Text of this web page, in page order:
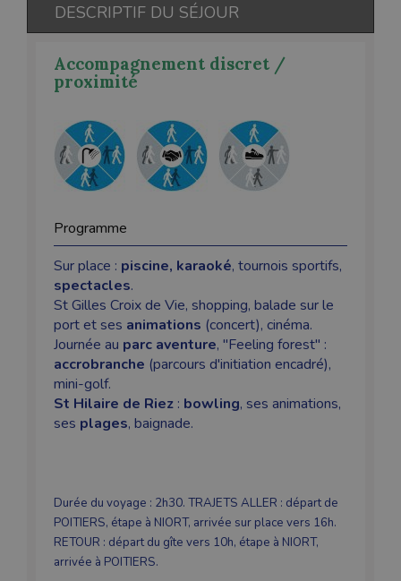
DESCRIPTIF DU SÉJOUR
Accompagnement discret /
proximité
Programme
Sur place : piscine, karaoké, tournois sportifs,
spectacles.
St Gilles Croix de Vie, shopping, balade sur le
port et ses animations (concert), cinéma.
Journée au parc aventure, "Feeling forest" :
accrobranche (parcours d'initiation encadré),
mini-golf.
St Hilaire de Riez : bowling, ses animations,
ses plages, baignade.
Durée du voyage : 2h30. TRAJETS ALLER : départ de
POITIERS, étape à NIORT, arrivée sur place vers 16h.
RETOUR : départ du gîte vers 10h, étape à NIORT,
arrivée à POITIERS.